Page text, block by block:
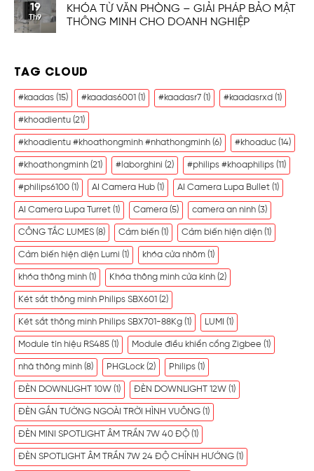
19
Th9
KHÓA TỪ VĂN PHÒNG – GIẢI PHÁP BẢO MẬT
THÔNG MINH CHO DOANH NGHIỆP
TAG CLOUD
#kaadas (15) #kaadas6001 (1) #kaadasr7 (1) #kaadasrxd (1)
#khoadientu (21)
#khoadientu #khoathongminh #nhathongminh (6) #khoaduc (14)
#khoathongminh (21) #laborghini (2) #philips #khoaphilips (11)
#philips6100 (1) AI Camera Hub (1) AI Camera Lupa Bullet (1)
AI Camera Lupa Turret (1) Camera (5) camera an ninh (3)
CÔNG TẮC LUMES (8) Cảm biến (1) Cảm biến hiện diện (1)
Cảm biến hiện diện Lumi (1) khóa cửa nhôm (1)
khóa thông minh (1) Khóa thông minh cửa kính (2)
Két sắt thông minh Philips SBX601 (2)
Két sắt thông minh Philips SBX701-88Kg (1) LUMI (1)
Module tín hiệu RS485 (1) Module điều khiển cổng Zigbee (1)
nhà thông minh (8) PHGLock (2) Philips (1)
ĐÈN DOWNLIGHT 10W (1) ĐÈN DOWNLIGHT 12W (1)
ĐÈN GẮN TƯỜNG NGOÀI TRỜI HÌNH VUÔNG (1)
ĐÈN MINI SPOTLIGHT ÂM TRẦN 7W 40 ĐỘ (1)
ĐÈN SPOTLIGHT ÂM TRẦN 7W 24 ĐỘ CHỈNH HƯỚNG (1)